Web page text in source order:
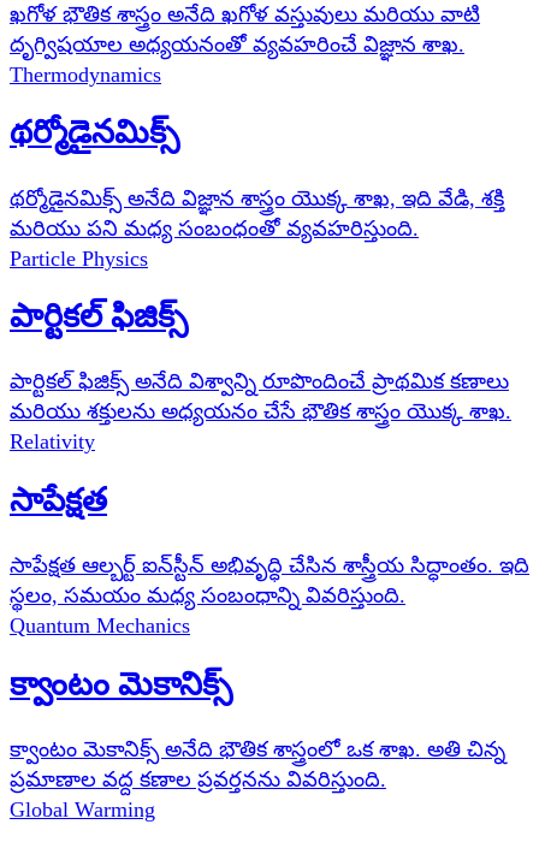
ఖగోళ భౌతిక శాస్త్రం అనేది ఖగోళ వస్తువులు మరియు వాటి
దృగ్విషయాల అధ్యయనంతో వ్యవహరించే విజ్ఞాన శాఖ.
Thermodynamics
థర్మోడైనమిక్స్
థర్మోడైనమిక్స్ అనేది విజ్ఞాన శాస్త్రం యొక్క శాఖ, ఇది వేడి, శక్తి
మరియు పని మధ్య సంబంధంతో వ్యవహరిస్తుంది.
Particle Physics
పార్టికల్ ఫిజిక్స్
పార్టికల్ ఫిజిక్స్ అనేది విశ్వాన్ని రూపొందించే ప్రాథమిక కణాలు
మరియు శక్తులను అధ్యయనం చేసే భౌతిక శాస్త్రం యొక్క శాఖ.
Relativity
సాపేక్షత
సాపేక్షత ఆల్బర్ట్ ఐన్‌స్టీన్ అభివృద్ధి చేసిన శాస్త్రీయ సిద్ధాంతం. ఇది
స్థలం, సమయం మధ్య సంబంధాన్ని వివరిస్తుంది.
Quantum Mechanics
క్వాంటం మెకానిక్స్
క్వాంటం మెకానిక్స్ అనేది భౌతిక శాస్త్రంలో ఒక శాఖ. అతి చిన్న
ప్రమాణాల వద్ద కణాల ప్రవర్తనను వివరిస్తుంది.
Global Warming